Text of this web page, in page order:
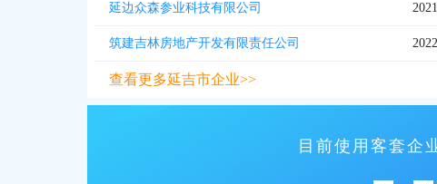
延边众森参业科技有限公司
筑建吉林房地产开发有限责任公司
查看更多延吉市企业>>
目前使用客套企